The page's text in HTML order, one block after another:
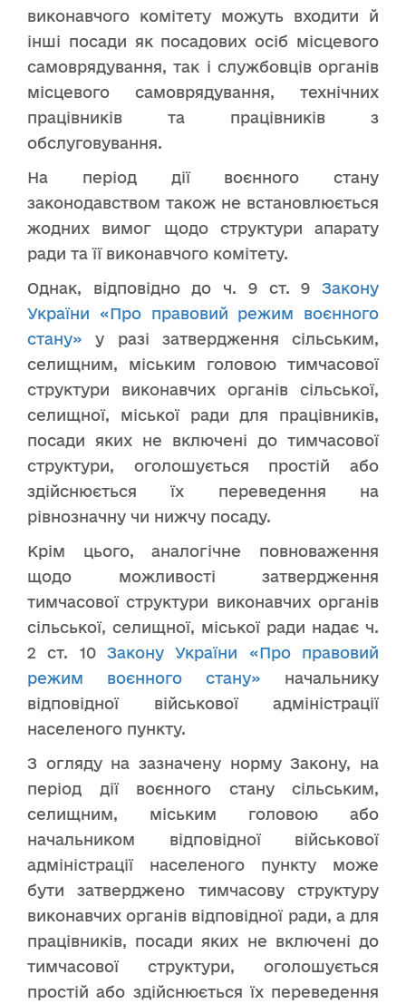
виконавчого комітету можуть входити й
інші посади як посадових осіб місцевого
самоврядування, так і службовців органів
місцевого самоврядування, технічних
працівників та працівників з
обслуговування.
На період дії воєнного стану
законодавством також не встановлюється
жодних вимог щодо структури апарату
ради та її виконавчого комітету.
Однак, відповідно до ч. 9 ст. 9 Закону
України «Про правовий режим воєнного
стану» у разі затвердження сільським,
селищним, міським головою тимчасової
структури виконавчих органів сільської,
селищної, міської ради для працівників,
посади яких не включені до тимчасової
структури, оголошується простій або
здійснюється їх переведення на
рівнозначну чи нижчу посаду.
Крім цього, аналогічне повноваження
щодо можливості затвердження
тимчасової структури виконавчих органів
сільської, селищної, міської ради надає ч.
2 ст. 10 Закону України «Про правовий
режим воєнного стану» начальнику
відповідної військової адміністрації
населеного пункту.
З огляду на зазначену норму Закону, на
період дії воєнного стану сільським,
селищним, міським головою або
начальником відповідної військової
адміністрації населеного пункту може
бути затверджено тимчасову структуру
виконавчих органів відповідної ради, а для
працівників, посади яких не включені до
тимчасової структури, оголошується
простій або здійснюється їх переведення